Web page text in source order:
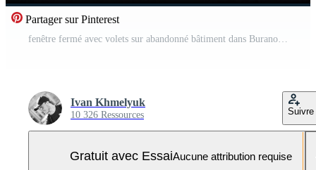
Partager sur Pinterest
fenêtre fermé avec volets sur abandonné bâtiment dans Burano Vidéo Pro
Ivan Khmelyuk
10 326 Ressources Suivre
Gratuit avec EssaiAucune attribution requise